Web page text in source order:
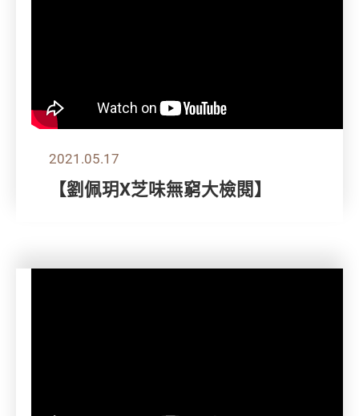
2021.05.17
【劉佩玥X芝味無窮大檢閱】